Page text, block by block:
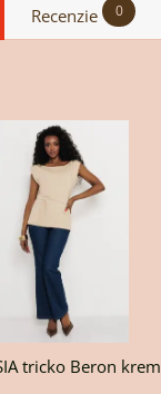
Recenzie 0
tricko Beron krem